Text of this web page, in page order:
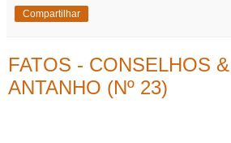
Compartilhar
FATOS - CONSELHOS
ANTANHO (Nº 23)